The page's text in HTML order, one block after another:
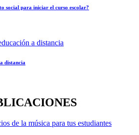
social para iniciar el curso escolar?
distancia